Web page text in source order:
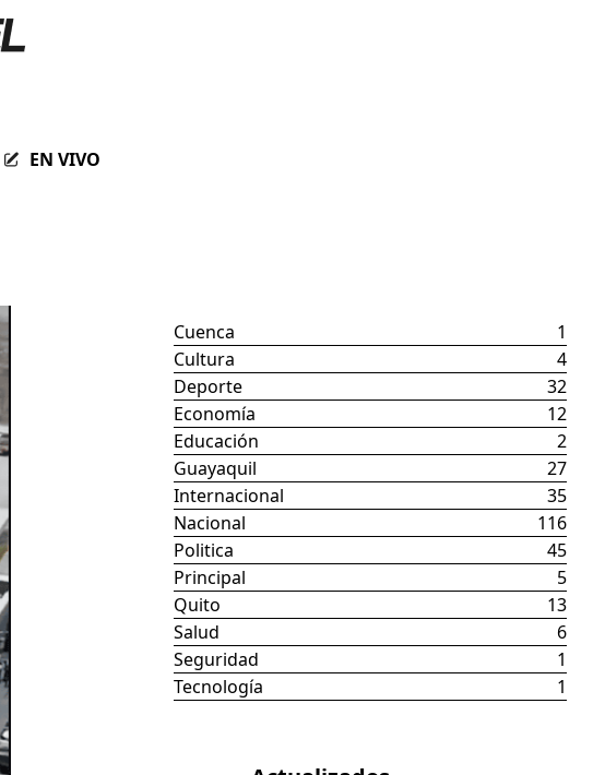
EN VIVO
Cuenca
1
Cultura
4
Deporte
32
Economía
12
Educación
2
Guayaquil
27
Internacional
35
Nacional
116
Politica
45
Principal
5
Quito
13
Salud
6
Seguridad
1
Tecnología
1